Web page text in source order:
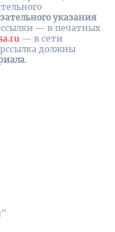
указания
— в печатных
— в сети
должны
.